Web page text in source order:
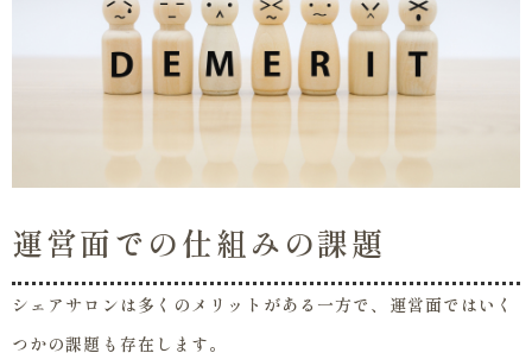
運営面での仕組みの課題
シェアサロンは多くのメリットがある一方で、運営面ではいく
つかの課題も存在します。